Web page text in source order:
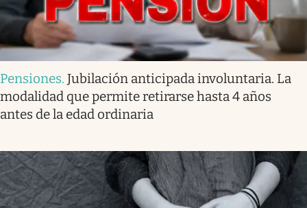
Pensiones. Jubilación anticipada involuntaria. La
modalidad que permite retirarse hasta 4 años
antes de la edad ordinaria